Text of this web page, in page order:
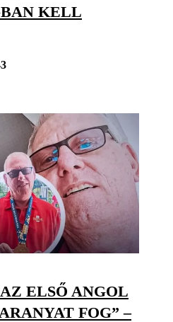
KELL
ELSŐ ANGOL
FOG” –